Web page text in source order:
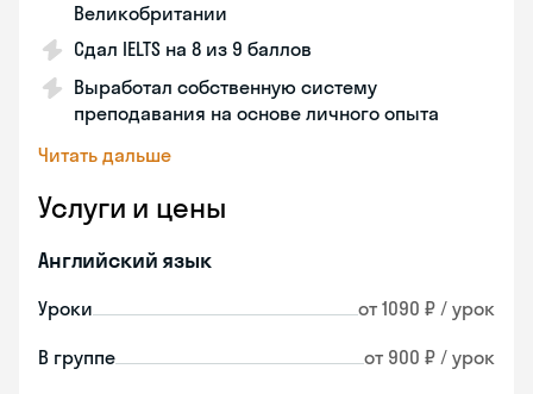
Великобритании
Сдал IELTS на 8 из 9 баллов
Выработал собственную систему
преподавания на основе личного опыта
Читать дальше
Услуги и цены
Английский язык
Уроки от 1090 ₽ / урок
В группе от 900 ₽ / урок